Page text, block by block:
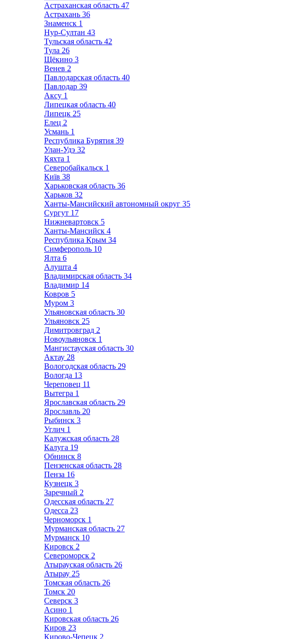
Астраханская область 47
Астрахань 36
Знаменск 1
Нур-Султан 43
Тульская область 42
Тула 26
Щёкино 3
Венев 2
Павлодарская область 40
Павлодар 39
Аксу 1
Липецкая область 40
Липецк 25
Елец 2
Усмань 1
Республика Бурятия 39
Улан-Удэ 32
Кяхта 1
Северобайкальск 1
Київ 38
Харьковская область 36
Харьков 32
Ханты-Мансийский автономный округ 35
Сургут 17
Нижневартовск 5
Ханты-Мансийск 4
Республика Крым 34
Симферополь 10
Ялта 6
Алушта 4
Владимирская область 34
Владимир 14
Ковров 5
Муром 3
Ульяновская область 30
Ульяновск 25
Димитровград 2
Новоульяновск 1
Мангистауская область 30
Актау 28
Вологодская область 29
Вологда 13
Череповец 11
Вытегра 1
Ярославская область 29
Ярославль 20
Рыбинск 3
Углич 1
Калужская область 28
Калуга 19
Обнинск 8
Пензенская область 28
Пенза 16
Кузнецк 3
Заречный 2
Одесская область 27
Одесса 23
Черноморск 1
Мурманская область 27
Мурманск 10
Кировск 2
Североморск 2
Атырауская область 26
Атырау 25
Томская область 26
Томск 20
Северск 3
Асино 1
Кировская область 26
Киров 23
Кирово-Чепецк 2